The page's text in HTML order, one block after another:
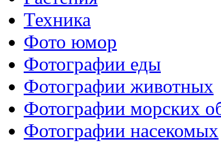
Техника
Фото юмор
Фотографии еды
Фотографии животных
Фотографии морских
Фотографии насекомых